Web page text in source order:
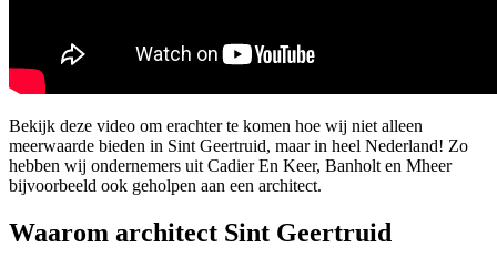
Bekijk deze video om erachter te komen hoe wij niet alleen
meerwaarde bieden in Sint Geertruid, maar in heel Nederland! Zo
hebben wij ondernemers uit Cadier En Keer, Banholt en Mheer
bijvoorbeeld ook geholpen aan een architect.
Waarom architect Sint Geertruid